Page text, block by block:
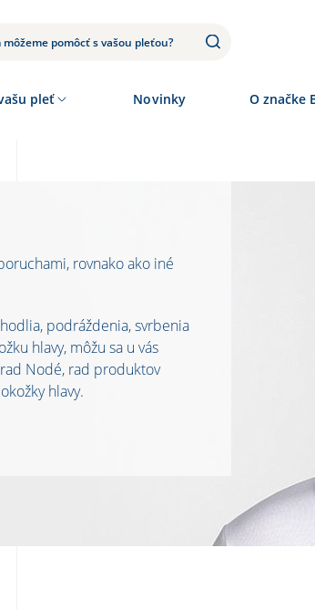
pleť Novinky O značke
rovnako ako iné
podráždenia, svrbenia
hlavy, môžu sa u vás
Nodé, rad produktov
hlavy.